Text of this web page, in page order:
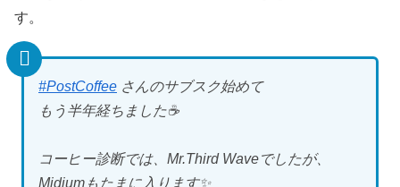
す。
#PostCoffee さんのサブスク始めて
もう半年経ちました☕️
コーヒー診断では、Mr.Third Waveでしたが、
Midiumもたまに入ります✨